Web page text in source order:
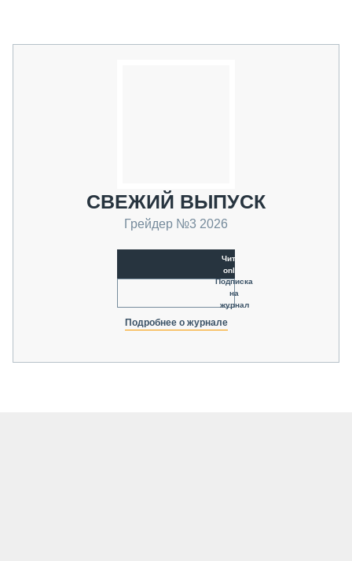
СВЕЖИЙ ВЫПУСК
Грейдер №3 2026
Читать
online
Подписка
на
журнал
Подробнее о журнале